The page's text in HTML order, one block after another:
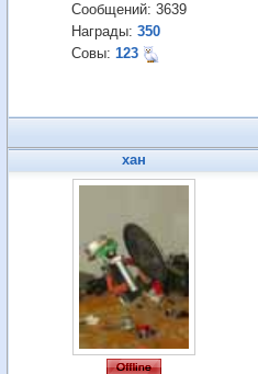
Сообщений: 3639
Награды: 350
Совы: 123
хан